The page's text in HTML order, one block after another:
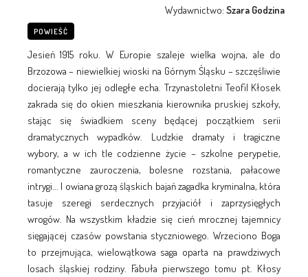
Wydawnictwo:Szara Godzina
POWIEŚĆ
Jesień 1915 roku. W Europie szaleje wielka wojna, ale do
Brzozowa – niewielkiej wioski na Górnym Śląsku – szczęśliwie
docierają tylko jej odległe echa. Trzynastoletni Teofil Kłosek
zakrada się do okien mieszkania kierownika pruskiej szkoły,
stając się świadkiem sceny będącej początkiem serii
dramatycznych wypadków. Ludzkie dramaty i tragiczne
wybory, a w ich tle codzienne życie – szkolne perypetie,
romantyczne zauroczenia, bolesne rozstania, pałacowe
intrygi... I owiana grozą śląskich bajań zagadka kryminalna, która
tasuje szeregi serdecznych przyjaciół i zaprzysięgłych
wrogów. Na wszystkim kładzie się cień mrocznej tajemnicy
sięgającej czasów powstania styczniowego. Wrzeciono Boga
to przejmująca, wielowątkowa saga oparta na prawdziwych
losach śląskiej rodziny. Fabuła pierwszego tomu pt. Kłosy